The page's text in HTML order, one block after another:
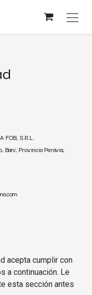
FOB, S.R.L.
Baní, Provincia Peravia,
acepta cumplir con
a continuación. Le
esta sección antes